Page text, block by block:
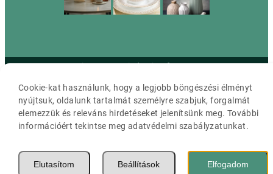
Cassia ©2026 Minden jog fenntartva.
Cookie-kat használunk, hogy a legjobb böngészési élményt
nyújtsuk, oldalunk tartalmát személyre szabjuk, forgalmát
elemezzük és releváns hirdetéseket jelenítsünk meg. További
információért tekintse meg adatvédelmi szabályzatunkat.
Elfogadom
Beállítások
Elutasítom